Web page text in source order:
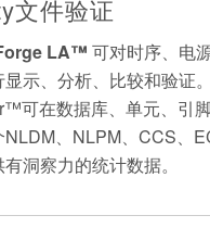
文件验证
LA™ 可对时序、电
示、分析、比较和验证
可在数据库、单元、引
、NLPM、CCS、
洞察力的统计数据。